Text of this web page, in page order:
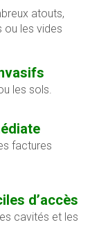
atouts,
ou les vides
les sols.
factures
d’accès
cavités et les